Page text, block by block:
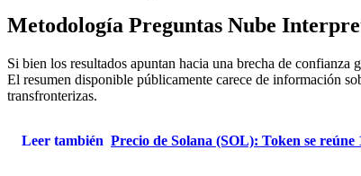
Metodología Preguntas Nube
Si bien los resultados apuntan hacia una brecha de
El resumen disponible públicamente carece de información
transfronterizas.
Leer también Precio de Solana (SOL): Token se